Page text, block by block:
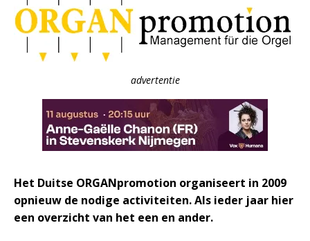
advertentie
Het Duitse ORGANpromotion organiseert in 2009
opnieuw de nodige activiteiten. Als ieder jaar hier
een overzicht van het een en ander.